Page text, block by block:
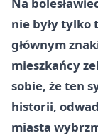
nie były tylko
głównym
mieszkańcy
sobie, że ten
historii,
miasta